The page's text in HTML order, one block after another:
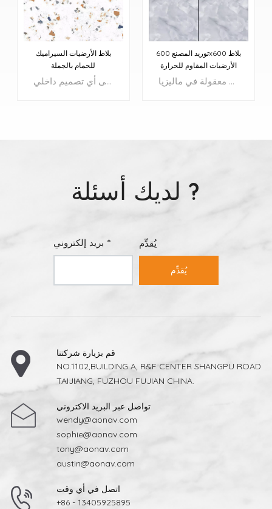
بلاط الأرضيات السيراميك
للحمام بالجملة
تضفي بلاط الأرضيات الخزفية بتصميم تيرازو الجذاب لمسة من الفخامة على أي تصميم داخلي.
توريد المصنع 600x600 بلاط
الأرضيات المقاوم للحرارة
بلاط عالي الجودة بأسعار معقولة - بلاط أرضيات مقاس 600 × 600 مم، وبأسعار معقولة في ماليزيا
لديك أسئلة ?
بريد إلكتروني * يُقدِّم
يُقدِّم
قم بزيارة شركتنا
NO.1102,BUILDING A, R&F CENTER SHANGPU ROAD
TAIJIANG, FUZHOU FUJIAN CHINA.
تواصل عبر البريد الاكتروني
wendy@aonav.com
sophie@aonav.com
tony@aonav.com
austin@aonav.com
اتصل في أي وقت
+86 - 13405925895